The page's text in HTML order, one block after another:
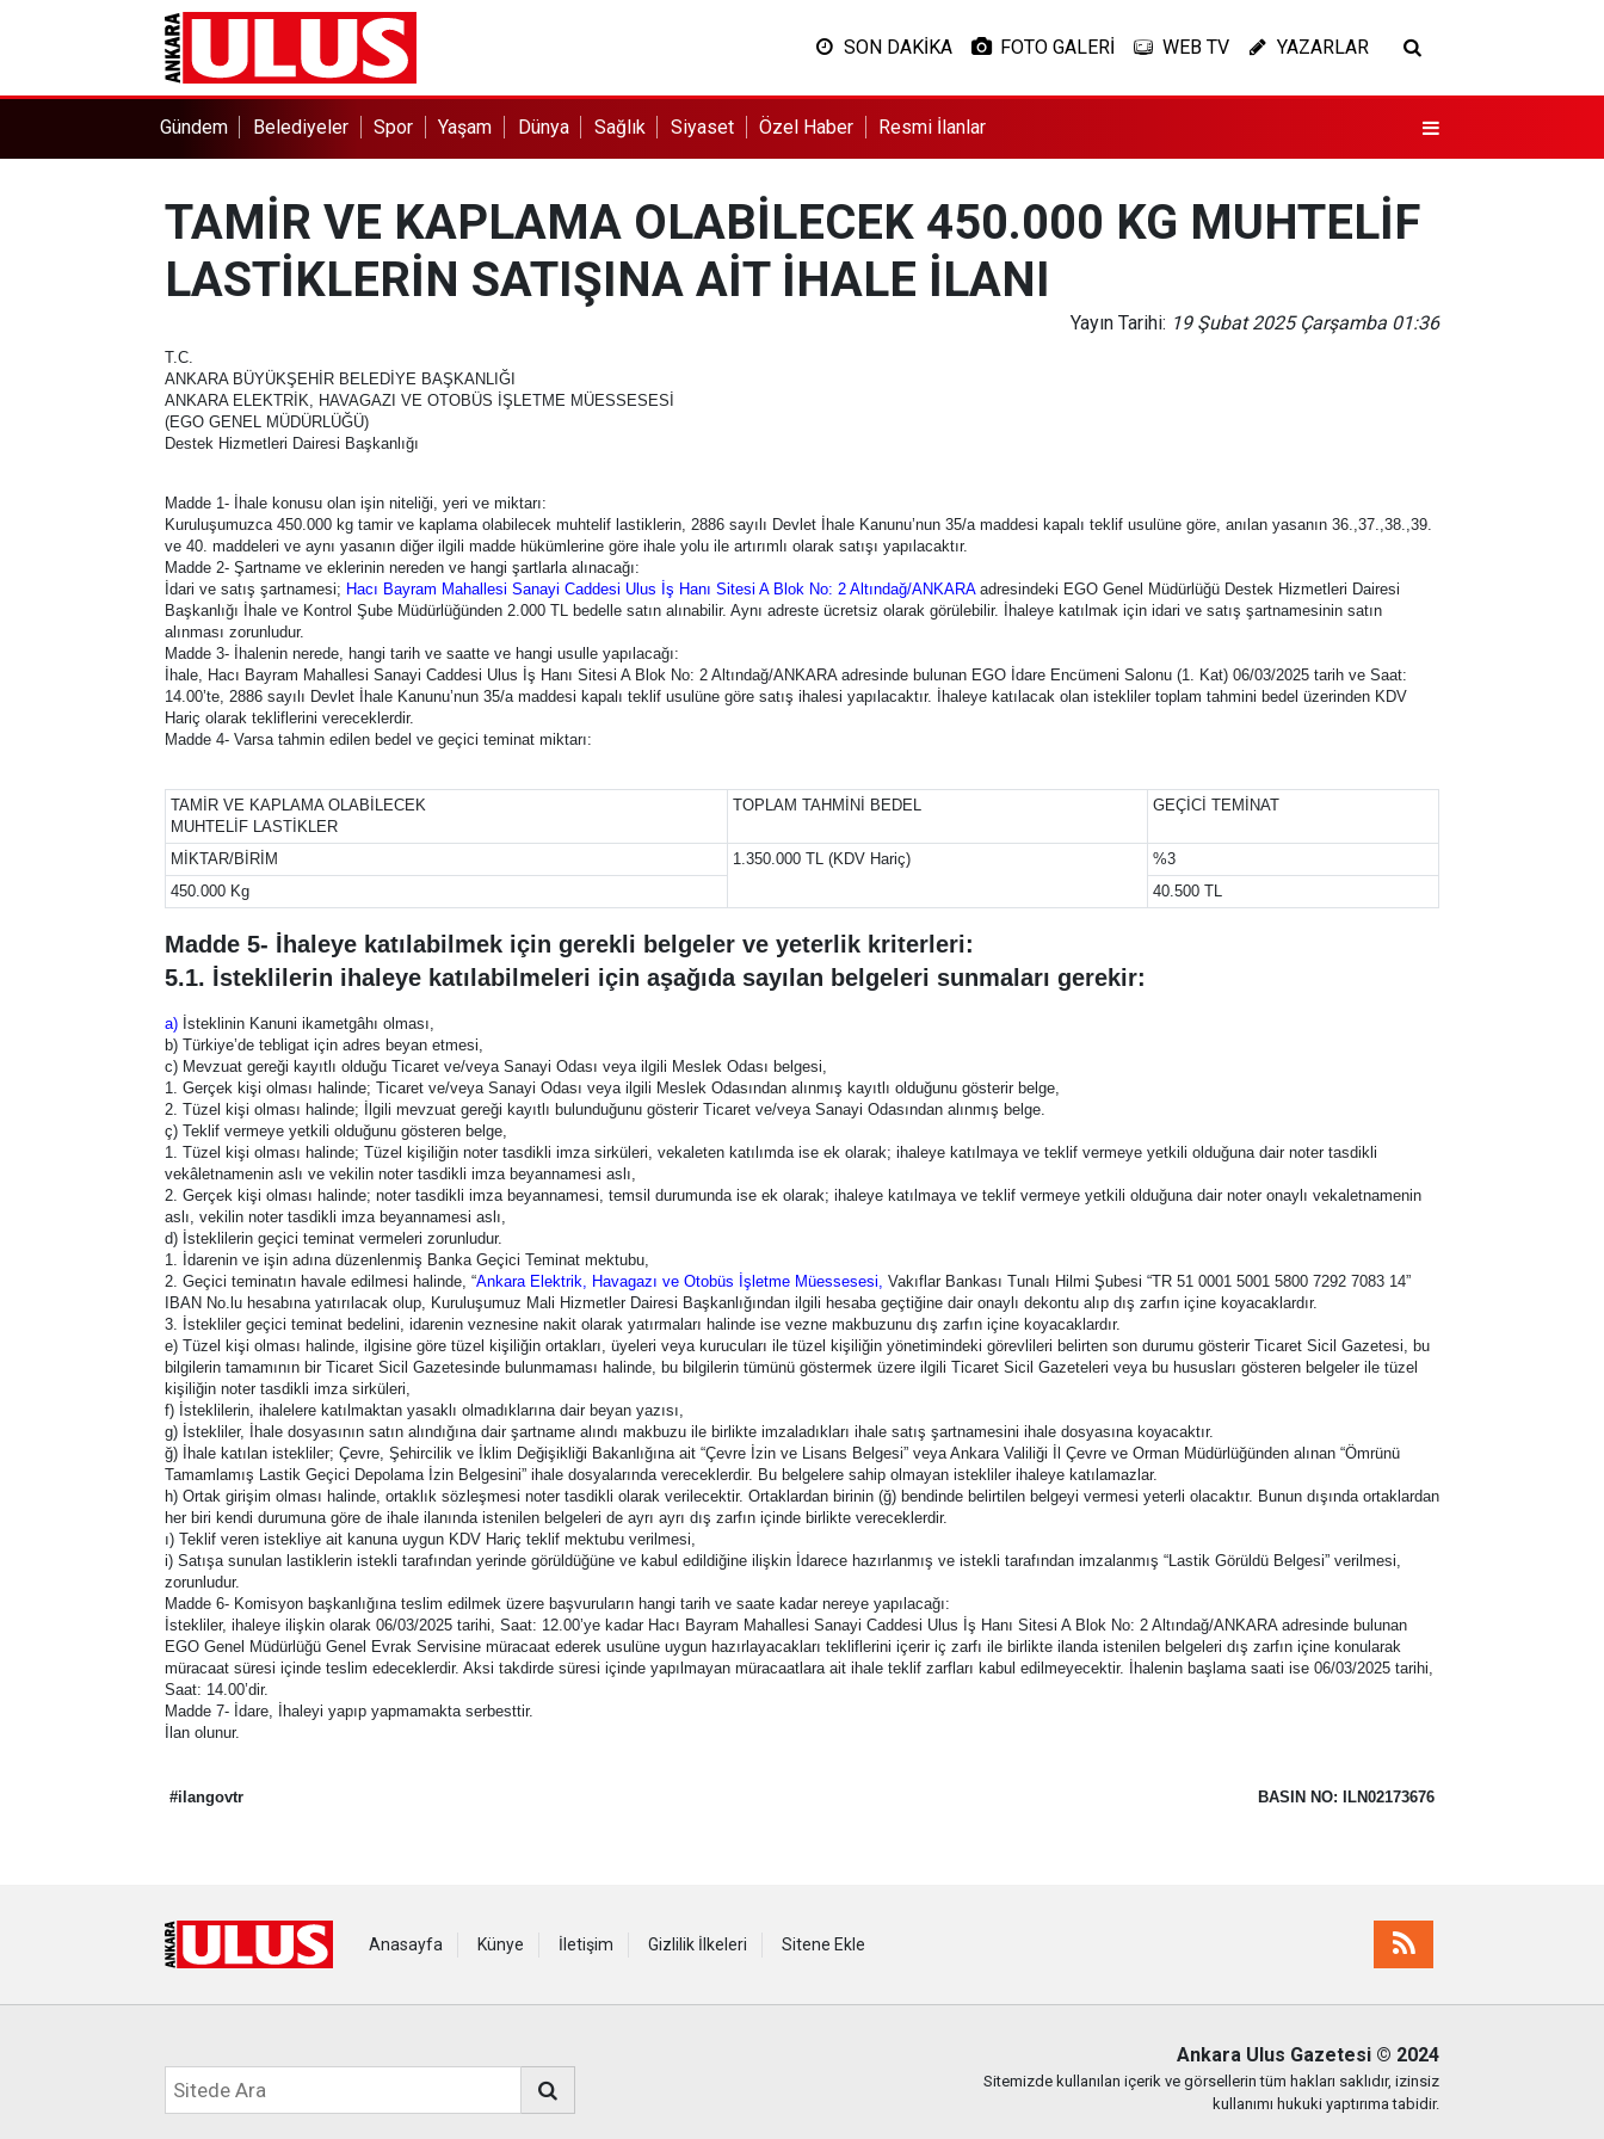
SON DAKİKA FOTO GALERİ WEB TV YAZARLAR
Gündem Belediyeler Spor Yaşam Dünya Sağlık Siyaset Özel Haber Resmi İlanlar
TAMİR VE KAPLAMA OLABİLECEK 450.000 KG MUHTELİF
LASTİKLERİN SATIŞINA AİT İHALE İLANI
Yayın Tarihi: 19 Şubat 2025 Çarşamba 01:36
T.C.
ANKARA BÜYÜKŞEHİR BELEDİYE BAŞKANLIĞI
ANKARA ELEKTRİK, HAVAGAZI VE OTOBÜS İŞLETME MÜESSESESİ
(EGO GENEL MÜDÜRLÜĞÜ)
Destek Hizmetleri Dairesi Başkanlığı
Madde 1- İhale konusu olan işin niteliği, yeri ve miktarı:
Kuruluşumuzca 450.000 kg tamir ve kaplama olabilecek muhtelif lastiklerin, 2886 sayılı Devlet İhale Kanunu’nun 35/a maddesi kapalı teklif usulüne göre, anılan yasanın 36.,37.,38.,39.
ve 40. maddeleri ve aynı yasanın diğer ilgili madde hükümlerine göre ihale yolu ile artırımlı olarak satışı yapılacaktır.
Madde 2- Şartname ve eklerinin nereden ve hangi şartlarla alınacağı:
İdari ve satış şartnamesi; Hacı Bayram Mahallesi Sanayi Caddesi Ulus İş Hanı Sitesi A Blok No: 2 Altındağ/ANKARAadresindeki EGO Genel Müdürlüğü Destek Hizmetleri Dairesi
Başkanlığı İhale ve Kontrol Şube Müdürlüğünden 2.000 TL bedelle satın alınabilir. Aynı adreste ücretsiz olarak görülebilir. İhaleye katılmak için idari ve satış şartnamesinin satın
alınması zorunludur.
Madde 3- İhalenin nerede, hangi tarih ve saatte ve hangi usulle yapılacağı:
İhale, Hacı Bayram Mahallesi Sanayi Caddesi Ulus İş Hanı Sitesi A Blok No: 2 Altındağ/ANKARA adresinde bulunan EGO İdare Encümeni Salonu (1. Kat) 06/03/2025 tarih ve Saat:
14.00’te, 2886 sayılı Devlet İhale Kanunu’nun 35/a maddesi kapalı teklif usulüne göre satış ihalesi yapılacaktır. İhaleye katılacak olan istekliler toplam tahmini bedel üzerinden KDV
Hariç olarak tekliflerini vereceklerdir.
Madde 4- Varsa tahmin edilen bedel ve geçici teminat miktarı:
TAMİR VE KAPLAMA OLABİLECEK
MUHTELİF LASTİKLER
TOPLAM TAHMİNİ BEDEL GEÇİCİ TEMİNAT
MİKTAR/BİRİM 1.350.000 TL (KDV Hariç)
%3
450.000 Kg
40.500 TL
Madde 5- İhaleye katılabilmek için gerekli belgeler ve yeterlik kriterleri:
5.1. İsteklilerin ihaleye katılabilmeleri için aşağıda sayılan belgeleri sunmaları gerekir:
a) İsteklinin Kanuni ikametgâhı olması,
b) Türkiye’de tebligat için adres beyan etmesi,
c) Mevzuat gereği kayıtlı olduğu Ticaret ve/veya Sanayi Odası veya ilgili Meslek Odası belgesi,
1. Gerçek kişi olması halinde; Ticaret ve/veya Sanayi Odası veya ilgili Meslek Odasından alınmış kayıtlı olduğunu gösterir belge,
2. Tüzel kişi olması halinde; İlgili mevzuat gereği kayıtlı bulunduğunu gösterir Ticaret ve/veya Sanayi Odasından alınmış belge.
ç) Teklif vermeye yetkili olduğunu gösteren belge,
1. Tüzel kişi olması halinde; Tüzel kişiliğin noter tasdikli imza sirküleri, vekaleten katılımda ise ek olarak; ihaleye katılmaya ve teklif vermeye yetkili olduğuna dair noter tasdikli
vekâletnamenin aslı ve vekilin noter tasdikli imza beyannamesi aslı,
2. Gerçek kişi olması halinde; noter tasdikli imza beyannamesi, temsil durumunda ise ek olarak; ihaleye katılmaya ve teklif vermeye yetkili olduğuna dair noter onaylı vekaletnamenin
aslı, vekilin noter tasdikli imza beyannamesi aslı,
d) İsteklilerin geçici teminat vermeleri zorunludur.
1. İdarenin ve işin adına düzenlenmiş Banka Geçici Teminat mektubu,
2. Geçici teminatın havale edilmesi halinde, “Ankara Elektrik, Havagazı ve Otobüs İşletme Müessesesi, Vakıflar Bankası Tunalı Hilmi Şubesi “TR 51 0001 5001 5800 7292 7083 14”
IBAN No.lu hesabına yatırılacak olup, Kuruluşumuz Mali Hizmetler Dairesi Başkanlığından ilgili hesaba geçtiğine dair onaylı dekontu alıp dış zarfın içine koyacaklardır.
3. İstekliler geçici teminat bedelini, idarenin veznesine nakit olarak yatırmaları halinde ise vezne makbuzunu dış zarfın içine koyacaklardır.
e) Tüzel kişi olması halinde, ilgisine göre tüzel kişiliğin ortakları, üyeleri veya kurucuları ile tüzel kişiliğin yönetimindeki görevlileri belirten son durumu gösterir Ticaret Sicil Gazetesi, bu
bilgilerin tamamının bir Ticaret Sicil Gazetesinde bulunmaması halinde, bu bilgilerin tümünü göstermek üzere ilgili Ticaret Sicil Gazeteleri veya bu hususları gösteren belgeler ile tüzel
kişiliğin noter tasdikli imza sirküleri,
f) İsteklilerin, ihalelere katılmaktan yasaklı olmadıklarına dair beyan yazısı,
g) İstekliler, İhale dosyasının satın alındığına dair şartname alındı makbuzu ile birlikte imzaladıkları ihale satış şartnamesini ihale dosyasına koyacaktır.
ğ) İhale katılan istekliler; Çevre, Şehircilik ve İklim Değişikliği Bakanlığına ait “Çevre İzin ve Lisans Belgesi” veya Ankara Valiliği İl Çevre ve Orman Müdürlüğünden alınan “Ömrünü
Tamamlamış Lastik Geçici Depolama İzin Belgesini” ihale dosyalarında vereceklerdir. Bu belgelere sahip olmayan istekliler ihaleye katılamazlar.
h) Ortak girişim olması halinde, ortaklık sözleşmesi noter tasdikli olarak verilecektir. Ortaklardan birinin (ğ) bendinde belirtilen belgeyi vermesi yeterli olacaktır. Bunun dışında ortaklardan
her biri kendi durumuna göre de ihale ilanında istenilen belgeleri de ayrı ayrı dış zarfın içinde birlikte vereceklerdir.
ı) Teklif veren istekliye ait kanuna uygun KDV Hariç teklif mektubu verilmesi,
i) Satışa sunulan lastiklerin istekli tarafından yerinde görüldüğüne ve kabul edildiğine ilişkin İdarece hazırlanmış ve istekli tarafından imzalanmış “Lastik Görüldü Belgesi” verilmesi,
zorunludur.
Madde 6- Komisyon başkanlığına teslim edilmek üzere başvuruların hangi tarih ve saate kadar nereye yapılacağı:
İstekliler, ihaleye ilişkin olarak 06/03/2025 tarihi, Saat: 12.00’ye kadar Hacı Bayram Mahallesi Sanayi Caddesi Ulus İş Hanı Sitesi A Blok No: 2 Altındağ/ANKARA adresinde bulunan
EGO Genel Müdürlüğü Genel Evrak Servisine müracaat ederek usulüne uygun hazırlayacakları tekliflerini içerir iç zarfı ile birlikte ilanda istenilen belgeleri dış zarfın içine konularak
müracaat süresi içinde teslim edeceklerdir. Aksi takdirde süresi içinde yapılmayan müracaatlara ait ihale teklif zarfları kabul edilmeyecektir. İhalenin başlama saati ise 06/03/2025 tarihi,
Saat: 14.00’dir.
Madde 7- İdare, İhaleyi yapıp yapmamakta serbesttir.
İlan olunur.
#ilangovtr BASIN NO: ILN02173676
Anasayfa Künye İletişim Gizlilik İlkeleri Sitene Ekle
Ankara Ulus Gazetesi © 2024
Sitemizde kullanılan içerik ve görsellerin tüm hakları saklıdır, izinsiz
kullanımı hukuki yaptırıma tabidir.